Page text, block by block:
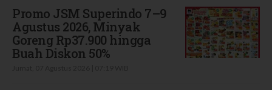
Promo JSM Superindo 7–9
Agustus 2026, Minyak
Goreng Rp37.900 hingga
Buah Diskon 50%